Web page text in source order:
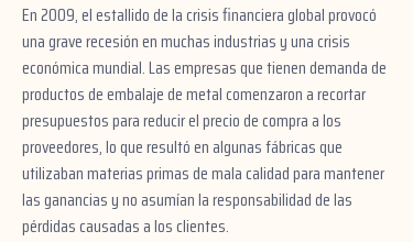
En 2009, el estallido de la crisis financiera global provocó
una grave recesión en muchas industrias y una crisis
económica mundial. Las empresas que tienen demanda de
productos de embalaje de metal comenzaron a recortar
presupuestos para reducir el precio de compra a los
proveedores, lo que resultó en algunas fábricas que
utilizaban materias primas de mala calidad para mantener
las ganancias y no asumían la responsabilidad de las
pérdidas causadas a los clientes.
Ferias comerciales 2026
Certificados
Sostenibilidad
Noticias